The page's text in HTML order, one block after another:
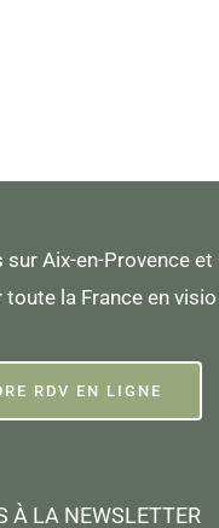
Aix-en-Provence et
la France en visio
RDV EN LIGNE
À LA NEWSLETTER